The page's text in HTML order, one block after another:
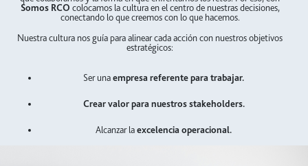
Somos RCO colocamos la cultura en el centro de nuestras decisiones,
conectando lo que creemos con lo que hacemos.
Nuestra cultura nos guía para alinear cada acción con nuestros objetivos
estratégicos:
Ser unaempresa referente para trabajar.
Crear valor para nuestros stakeholders.
Alcanzar laexcelencia operacional.